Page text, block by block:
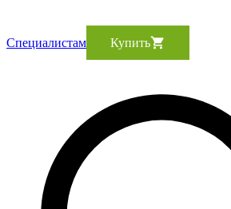
Cпециалистам Купить